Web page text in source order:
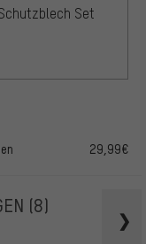
Set
29,99€
(8)